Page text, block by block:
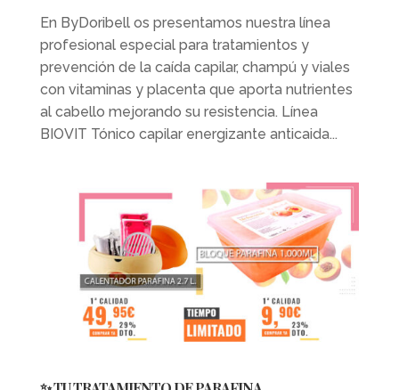
En ByDoribell os presentamos nuestra línea
profesional especial para tratamientos y
prevención de la caída capilar, champú y viales
con vitaminas y placenta que aporta nutrientes
al cabello mejorando su resistencia. Línea
BIOVIT Tónico capilar energizante anticaida...